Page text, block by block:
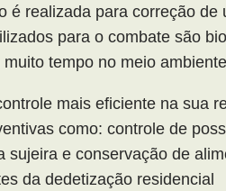
é realizada para correção
para o combate são
tempo no meio
mais eficiente na sua
como: controle de
sujeira e conservação de
da dedetização residencial